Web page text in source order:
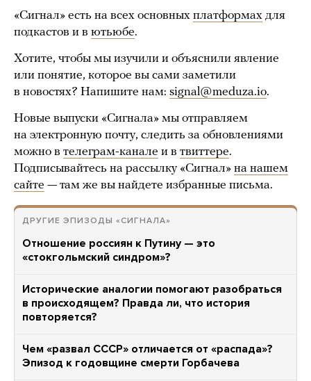
«Сигнал» есть на всех основных платформах для
подкастов и в ютьюбе.
Хотите, чтобы мы изучили и объяснили явление
или понятие, которое вы сами заметили
в новостях? Напишите нам: signal@meduza.io.
Новые выпуски «Сигнала» мы отправляем
на электронную почту, следить за обновлениями
можно в телеграм-канале и в твиттере.
Подписывайтесь на рассылку «Сигнал» на нашем
сайте — там же вы найдете избранные письма.
ДРУГИЕ ЭПИЗОДЫ «СИГНАЛА»
Отношение россиян к Путину — это
«стокгольмский синдром»?
Исторические аналогии помогают разобраться
в происходящем? Правда ли, что история
повторяется?
Чем «развал СССР» отличается от «распада»?
Эпизод к годовщине смерти Горбачева